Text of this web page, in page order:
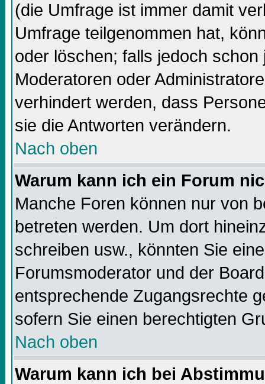
(die Umfrage ist immer damit
Umfrage teilgenommen hat,
oder löschen; falls jedoch
Moderatoren oder
verhindert werden, dass
sie die Antworten verändern.
Nach oben
Warum kann ich ein Forum
Manche Foren können nur von
betreten werden. Um dort
schreiben usw., könnten Sie
Forumsmoderator und der
entsprechende Zugangsrechte
sofern Sie einen berechtigten
Nach oben
Warum kann ich bei